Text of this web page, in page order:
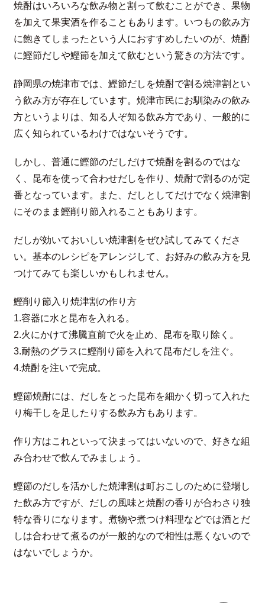
焼酎はいろいろな飲み物と割って飲むことができ、果物
を加えて果実酒を作ることもあります。いつもの飲み方
に飽きてしまったという人におすすめしたいのが、焼酎
に鰹節だしや鰹節を加えて飲むという驚きの方法です。
静岡県の焼津市では、鰹節だしを焼酎で割る焼津割とい
う飲み方が存在しています。焼津市民にお馴染みの飲み
方というよりは、知る人ぞ知る飲み方であり、一般的に
広く知られているわけではないそうです。
しかし、普通に鰹節のだしだけで焼酎を割るのではな
く、昆布を使って合わせだしを作り、焼酎で割るのが定
番となっています。また、だしとしてだけでなく焼津割
にそのまま鰹削り節入れることもあります。
だしが効いておいしい焼津割をぜひ試してみてくださ
い。基本のレシピをアレンジして、お好みの飲み方を見
つけてみても楽しいかもしれません。
鰹削り節入り焼津割の作り方
1.容器に水と昆布を入れる。
2.火にかけて沸騰直前で火を止め、昆布を取り除く。
3.耐熱のグラスに鰹削り節を入れて昆布だしを注ぐ。
4.焼酎を注いで完成。
鰹節焼酎には、だしをとった昆布を細かく切って入れた
り梅干しを足したりする飲み方もあります。
作り方はこれといって決まってはいないので、好きな組
み合わせで飲んでみましょう。
鰹節のだしを活かした焼津割は町おこしのために登場し
た飲み方ですが、だしの風味と焼酎の香りが合わさり独
特な香りになります。煮物や煮つけ料理などでは酒とだ
しは合わせて煮るのが一般的なので相性は悪くないので
はないでしょうか。